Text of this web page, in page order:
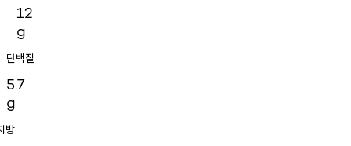
12
g
단백질
5.7
g
방